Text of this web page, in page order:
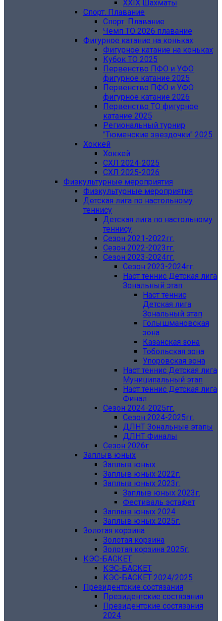
XXIX Шахматы
Спорт. Плавание
Спорт. Плавание
Чемп ТО 2026 плавание
Фигурное катание на коньках
Фигурное катание на коньках
Кубок ТО 2025
Первенство ПФО и УФО
фигурное катание 2025
Первенство ПФО и УФО
фигурное катание 2026
Первенство ТО фигурное
катание 2025
Региональный турнир
"Тюменские звездочки" 2025
Хоккей
Хоккей
СХЛ 2024-2025
СХЛ 2025-2026
Физкультурные мероприятия
Физкультурные мероприятия
Детская лига по настольному
теннису
Детская лига по настольному
теннису
Сезон 2021-2022гг.
Сезон 2022-2023гг.
Сезон 2023-2024гг.
Сезон 2023-2024гг.
Наст теннис Детская лига
Зональный этап
Наст теннис
Детская лига
Зональный этап
Голышмановская
зона
Казанская зона
Тобольская зона
Упоровская зона
Наст теннис Детская лига
Муниципальный этап
Наст теннис Детская лига
Финал
Сезон 2024-2025гг.
Сезон 2024-2025гг.
ДЛНТ Зональные этапы
ДЛНТ Финалы
Сезон 2026г
Заплыв юных
Заплыв юных
Заплыв юных 2022г.
Заплыв юных 2023г.
Заплыв юных 2023г.
Фестиваль эстафет
Заплыв юных 2024
Заплыв юных 2025г.
Золотая корзина
Золотая корзина
Золотая корзина 2025г.
КЭС-БАСКЕТ
КЭС-БАСКЕТ
КЭС-БАСКЕТ 2024/2025
Президентские состязания
Президентские состязания
Президентские состязания
2024